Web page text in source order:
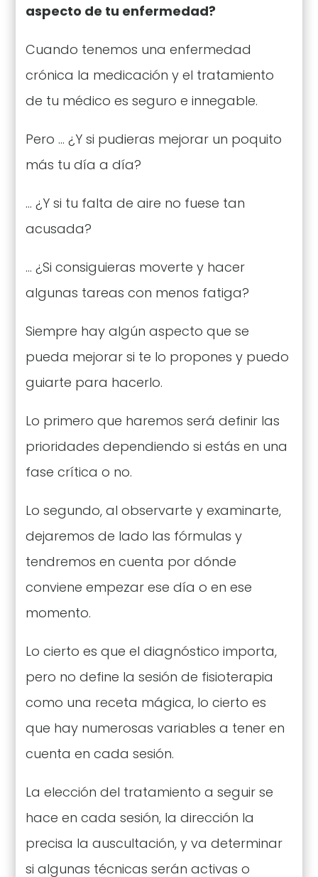
aspecto de tu enfermedad?
Cuando tenemos una enfermedad
crónica la medicación y el tratamiento
de tu médico es seguro e innegable.
Pero … ¿Y si pudieras mejorar un poquito
más tu día a día?
… ¿Y si tu falta de aire no fuese tan
acusada?
… ¿Si consiguieras moverte y hacer
algunas tareas con menos fatiga?
Siempre hay algún aspecto que se
pueda mejorar si te lo propones y puedo
guiarte para hacerlo.
Lo primero que haremos será definir las
prioridades dependiendo si estás en una
fase crítica o no.
Lo segundo, al observarte y examinarte,
dejaremos de lado las fórmulas y
tendremos en cuenta por dónde
conviene empezar ese día o en ese
momento.
Lo cierto es que el diagnóstico importa,
pero no define la sesión de fisioterapia
como una receta mágica, lo cierto es
que hay numerosas variables a tener en
cuenta en cada sesión.
La elección del tratamiento a seguir se
hace en cada sesión, la dirección la
precisa la auscultación, y va determinar
si algunas técnicas serán activas o